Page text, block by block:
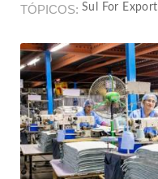
TÓPICOS Sul For Export